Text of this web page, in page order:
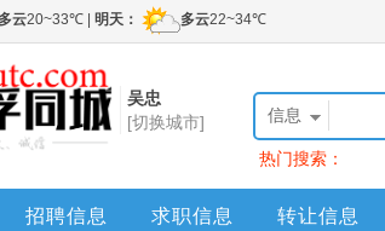
吴忠
[切换城市]
信息
热门搜索：
招聘信息 求职信息 转让信息